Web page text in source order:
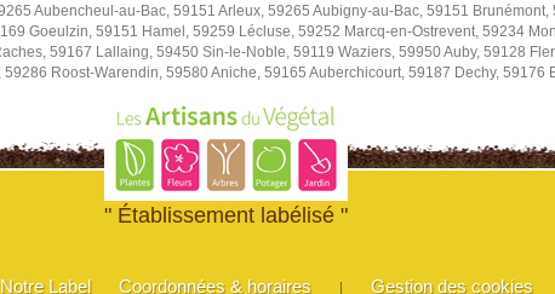
Aubencheul-au-Bac, 59151 Arleux, 59265 Aubigny-au-Bac, 59151 Brunémont,
Goeulzin, 59151 Hamel, 59259 Lécluse, 59252 Marcq-en-Ostrevent, 59234
59167 Lallaing, 59450 Sin-le-Noble, 59119 Waziers, 59950 Auby, 59128
Roost-Warendin, 59580 Aniche, 59165 Auberchicourt, 59187 Dechy, 59176
" Établissement labélisé "
Notre Label Coordonnées & horaires | Gestion des cookies